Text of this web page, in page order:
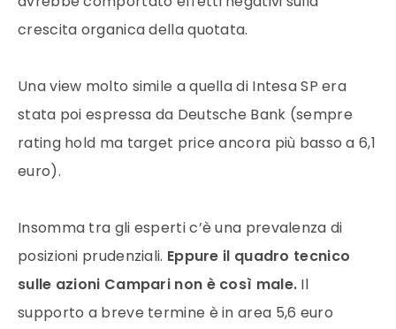
crescita organica della quotata.
Una view molto simile a quella di Intesa SP era
stata poi espressa da Deutsche Bank (sempre
rating hold ma target price ancora più basso a 6,1
euro).
Insomma tra gli esperti c’è una prevalenza di
posizioni prudenziali. Eppure il quadro tecnico
sulle azioni Campari non è così male. Il
supporto a breve termine è in area 5,6 euro